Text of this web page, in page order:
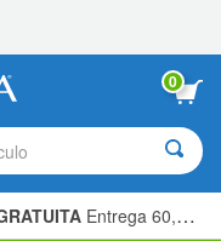
0
Entrega 60,00 € »